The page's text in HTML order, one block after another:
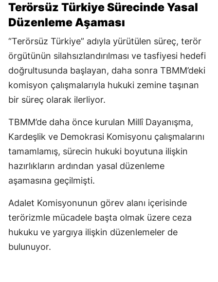
Terörsüz Türkiye Sürecinde Yasal
Düzenleme Aşaması
“Terörsüz Türkiye” adıyla yürütülen süreç, terör
örgütünün silahsızlandırılması ve tasfiyesi hedefi
doğrultusunda başlayan, daha sonra TBMM’deki
komisyon çalışmalarıyla hukuki zemine taşınan
bir süreç olarak ilerliyor.
TBMM’de daha önce kurulan Millî Dayanışma,
Kardeşlik ve Demokrasi Komisyonu çalışmalarını
tamamlamış, sürecin hukuki boyutuna ilişkin
hazırlıkların ardından yasal düzenleme
aşamasına geçilmişti.
Adalet Komisyonunun görev alanı içerisinde
terörizmle mücadele başta olmak üzere ceza
hukuku ve yargıya ilişkin düzenlemeler de
bulunuyor.